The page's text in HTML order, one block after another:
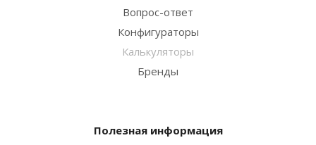
Вопрос-ответ
Конфигураторы
Калькуляторы
Бренды
Полезная информация